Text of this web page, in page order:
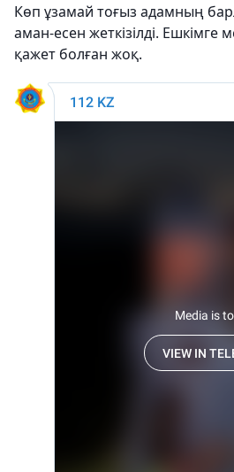
Көп ұзамай тоғыз адамның
аман-есен жеткізілді.
қажет болған жоқ.